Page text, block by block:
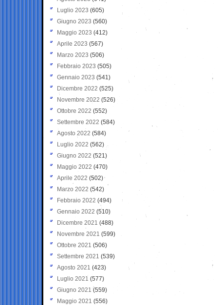
Luglio 2023 (605)
Giugno 2023 (560)
Maggio 2023 (412)
Aprile 2023 (567)
Marzo 2023 (506)
Febbraio 2023 (505)
Gennaio 2023 (541)
Dicembre 2022 (525)
Novembre 2022 (526)
Ottobre 2022 (552)
Settembre 2022 (584)
Agosto 2022 (584)
Luglio 2022 (562)
Giugno 2022 (521)
Maggio 2022 (470)
Aprile 2022 (502)
Marzo 2022 (542)
Febbraio 2022 (494)
Gennaio 2022 (510)
Dicembre 2021 (488)
Novembre 2021 (599)
Ottobre 2021 (506)
Settembre 2021 (539)
Agosto 2021 (423)
Luglio 2021 (577)
Giugno 2021(559)
Maggio 2021 (556)